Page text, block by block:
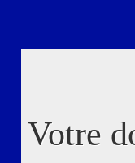
Votre